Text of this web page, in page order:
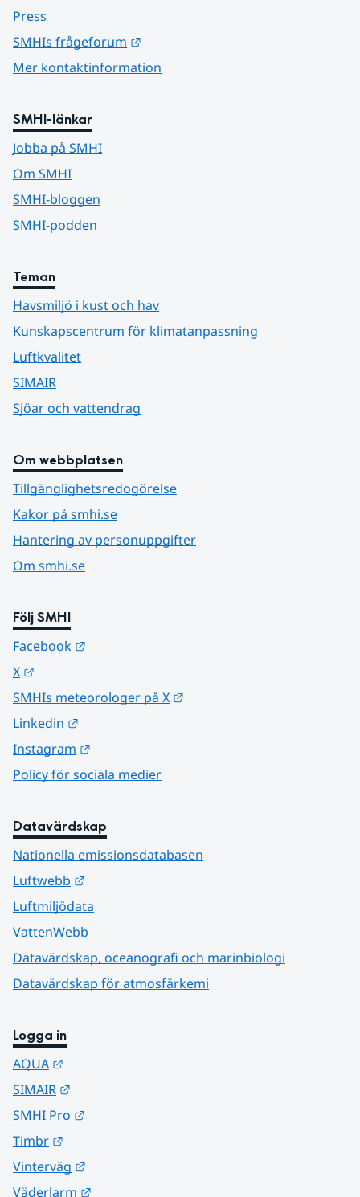
Press
SMHIs frågeforum
Mer kontaktinformation
SMHI-länkar
Jobba på SMHI
Om SMHI
SMHI-bloggen
SMHI-podden
Teman
Havsmiljö i kust och hav
Kunskapscentrum för klimatanpassning
Luftkvalitet
SIMAIR
Sjöar och vattendrag
Om webbplatsen
Tillgänglighetsredogörelse
Kakor på smhi.se
Hantering av personuppgifter
Om smhi.se
Följ SMHI
Facebook
X
SMHIs meteorologer på X
Linkedin
Instagram
Policy för sociala medier
Datavärdskap
Nationella emissionsdatabasen
Luftwebb
Luftmiljödata
VattenWebb
Datavärdskap, oceanografi och marinbiologi
Datavärdskap för atmosfärkemi
Logga in
AQUA
SIMAIR
SMHI Pro
Timbr
Vinterväg
Väderlarm